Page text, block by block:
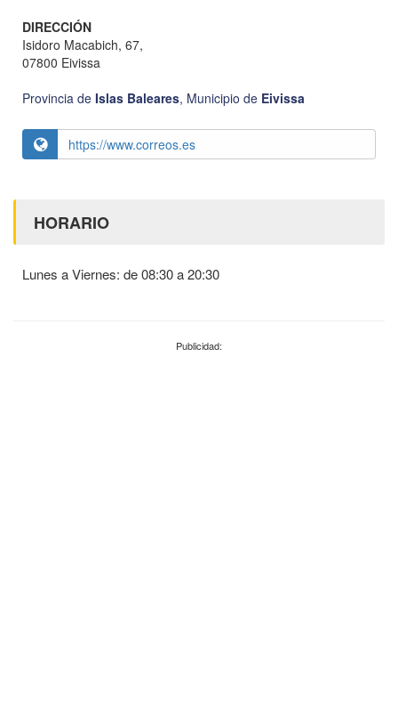
DIRECCIÓN
Isidoro Macabich, 67,
07800 Eivissa
Provincia de Islas Baleares, Municipio de Eivissa
https://www.correos.es
HORARIO
Lunes a Viernes: de 08:30 a 20:30
Publicidad: